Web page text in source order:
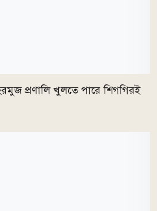
প্রণালি খুলতে পারে শিগগিরই